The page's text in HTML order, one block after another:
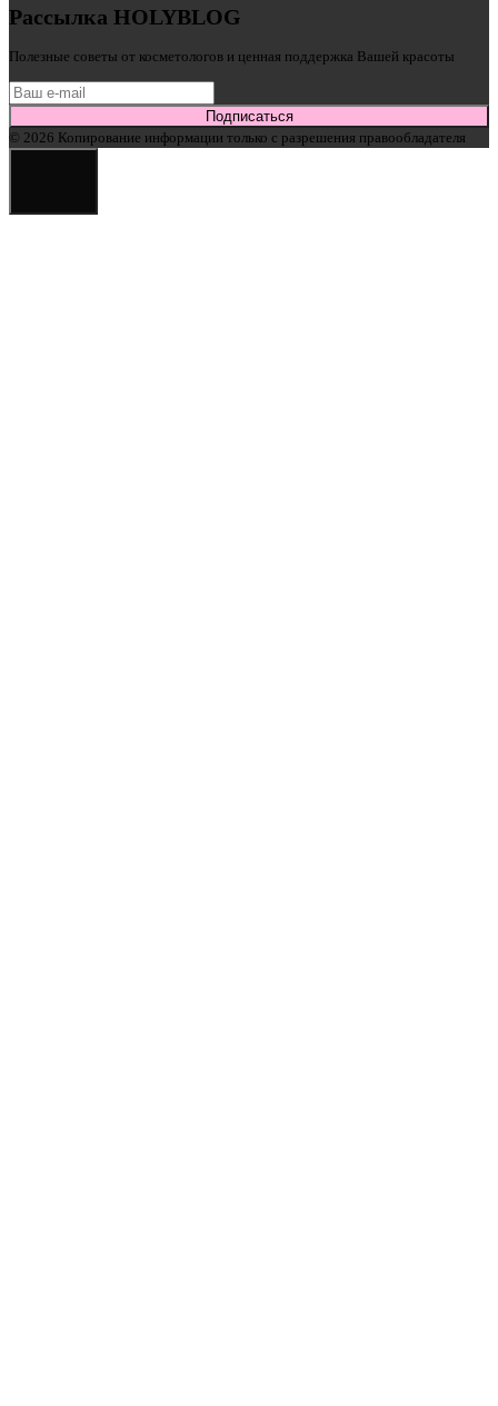
Рассылка HOLYBLOG
Полезные советы от косметологов и ценная поддержка Вашей красоты
Подписаться
© 2026 Копирование информации только с разрешения правообладателя